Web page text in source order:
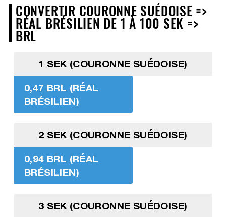
CONVERTIR COURONNE SUÉDOISE =>
RÉAL BRÉSILIEN DE 1 À 100 SEK =>
BRL
1 SEK (COURONNE SUÉDOISE)
0,47 BRL (RÉAL
BRÉSILIEN)
2 SEK (COURONNE SUÉDOISE)
0,94 BRL (RÉAL
BRÉSILIEN)
3 SEK (COURONNE SUÉDOISE)